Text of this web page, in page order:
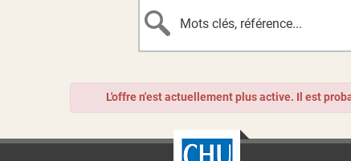
L'offre n'est actuellement plus active. Il est